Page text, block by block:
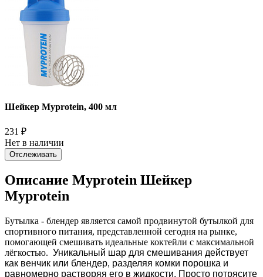
Шейкер Myprotein, 400 мл
231 ₽
Нет в наличии
Отслеживать
Описание Myprotein Шейкер
Myprotein
Бутылка - блендер является самой продвинутой бутылкой для
спортивного питания, представленной сегодня на рынке,
помогающей смешивать идеальные коктейли с максимальной
лёгкостью. Уникальный шар для смешивания действует
как венчик или блендер, разделяя комки порошка и
равномерно растворяя его в жидкости. Просто потрясите